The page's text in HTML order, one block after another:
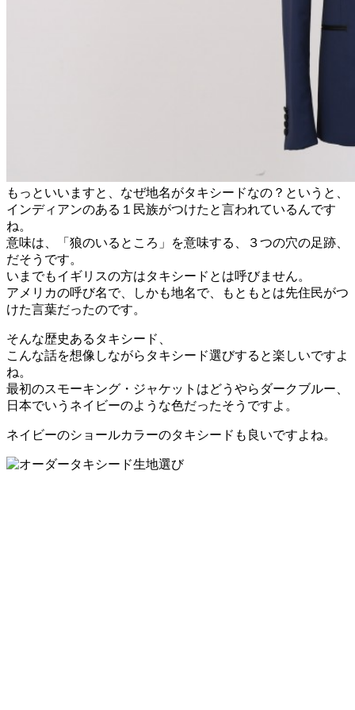
もっといいますと、なぜ地名がタキシードなの？というと、
インディアンのある１民族がつけたと言われているんです
ね。
意味は、「狼のいるところ」を意味する、３つの穴の足跡、
だそうです。
いまでもイギリスの方はタキシードとは呼びません。
アメリカの呼び名で、しかも地名で、もともとは先住民がつ
けた言葉だったのです。
そんな歴史あるタキシード、
こんな話を想像しながらタキシード選びすると楽しいですよ
ね。
最初のスモーキング・ジャケットはどうやらダークブルー、
日本でいうネイビーのような色だったそうですよ。
ネイビーのショールカラーのタキシードも良いですよね。